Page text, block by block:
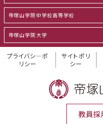
帝塚山学院中学校高等学校
帝塚山学院大学
プライバシ―ポ
リシー
サイトポリ
シー